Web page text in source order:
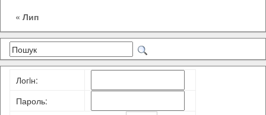
« Лип
Логiн:
Пароль: